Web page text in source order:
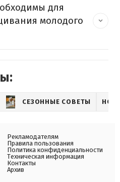
для
молодого
СЕЗОННЫЕ СОВЕТЫ
Рекламодателям
Правила пользования
Политика конфиденциальности
Техническая информация
Контакты
Архив